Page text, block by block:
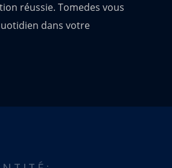
réussie. Tomedes vous
dans votre